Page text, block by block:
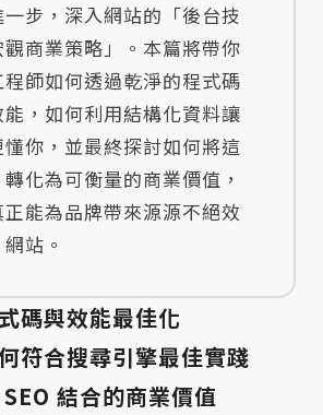
步，深入網站的「後台技
商業策略」。本篇將帶你
師如何透過乾淨的程式碼
，如何利用結構化資料讓
你，並最終探討如何將這
化為可衡量的商業價值，
能為品牌帶來源源不絕效
站。
碼與效能最佳化
符合搜尋引擎最佳實踐
結合的商業價值